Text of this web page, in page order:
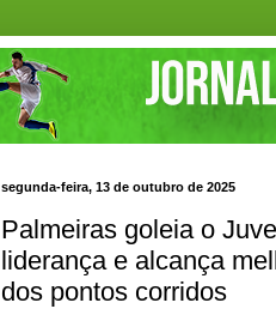
segunda-feira, 13 de outubro de 2025
Palmeiras goleia o
liderança e alcança
dos pontos corridos